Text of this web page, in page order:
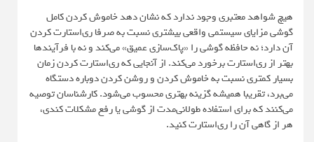
هیچ شواهد معتبری وجود ندارد که نشان دهد خاموش کردن کامل
گوشی مزایای سیستمی واقعی بیشتری نسبت به صرفا ری‌استارت کردن
آن دارد؛ نه حافظه گوشی را «پاک‌سازی عمیق» می‌کند و نه با فرآیندها
بهتر از ری‌استارت برخورد می‌کند. از آنجایی که ری‌استارت کردن زمان
بسیار کمتری نسبت به خاموش کردن و روشن کردن دوباره دستگاه
می‌برد، تقریبا همیشه گزینه بهتری محسوب می‌شود. کارشناسان توصیه
می‌کنند که برای استفاده طولانی‌مدت از گوشی یا رفع مشکلات کندی،
هر از گاهی آن را ری‌استارت کنید.